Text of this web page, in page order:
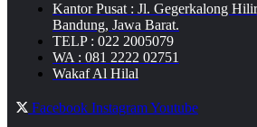
Kantor Pusat : Jl. Gegerkalong
Bandung, Jawa Barat.
TELP : 022 2005079
WA : 081 2222 02751
Wakaf Al Hilal
Facebook InstagramYoutube